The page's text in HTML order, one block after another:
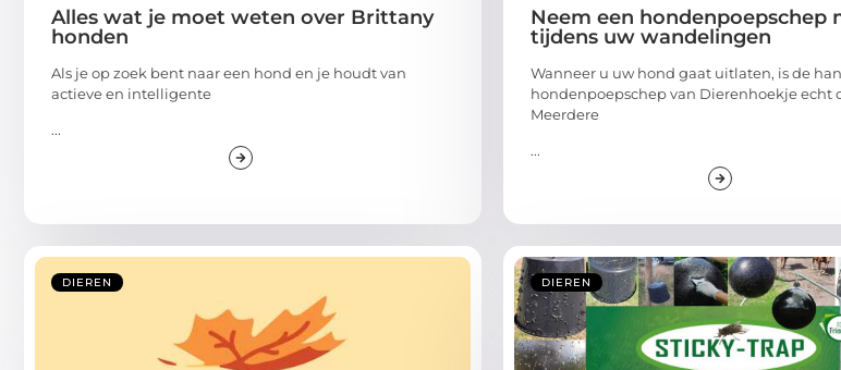
Alles wat je moet weten over Brittany
honden
Als je op zoek bent naar een hond en je houdt van
actieve en intelligente
...
Neem een hondenpoepschep
tijdens uw wandelingen
Wanneer u uw hond gaat uitlaten, is de
hondenpoepschep van Dierenhoekje echt
Meerdere
...
DIEREN DIEREN